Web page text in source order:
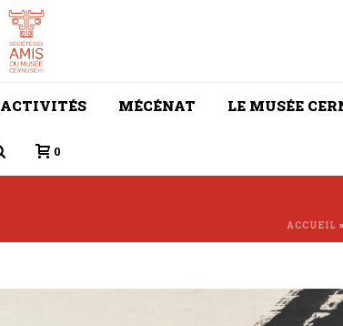
ACTIVITÉS MÉCÉNAT LE MUSÉE
0
ACCUEIL »